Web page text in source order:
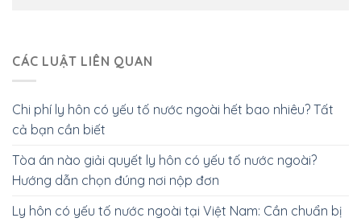
CÁC LUẬT LIÊN QUAN
Chi phí ly hôn có yếu tố nước ngoài hết bao nhiêu? Tất
cả bạn cần biết
Tòa án nào giải quyết ly hôn có yếu tố nước ngoài?
Hướng dẫn chọn đúng nơi nộp đơn
Ly hôn có yếu tố nước ngoài tại Việt Nam: Cần chuẩn bị